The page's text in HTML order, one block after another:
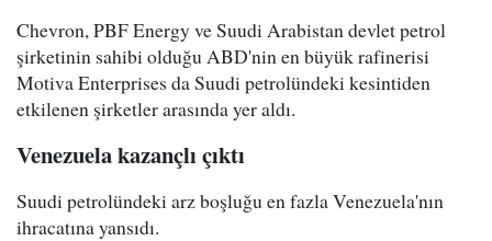
Chevron, PBF Energy ve Suudi Arabistan devlet petrol
şirketinin sahibi olduğu ABD'nin en büyük rafinerisi
Motiva Enterprises da Suudi petrolündeki kesintiden
etkilenen şirketler arasında yer aldı.
Venezuela kazançlı çıktı
Suudi petrolündeki arz boşluğu en fazla Venezuela'nın
ihracatına yansıdı.